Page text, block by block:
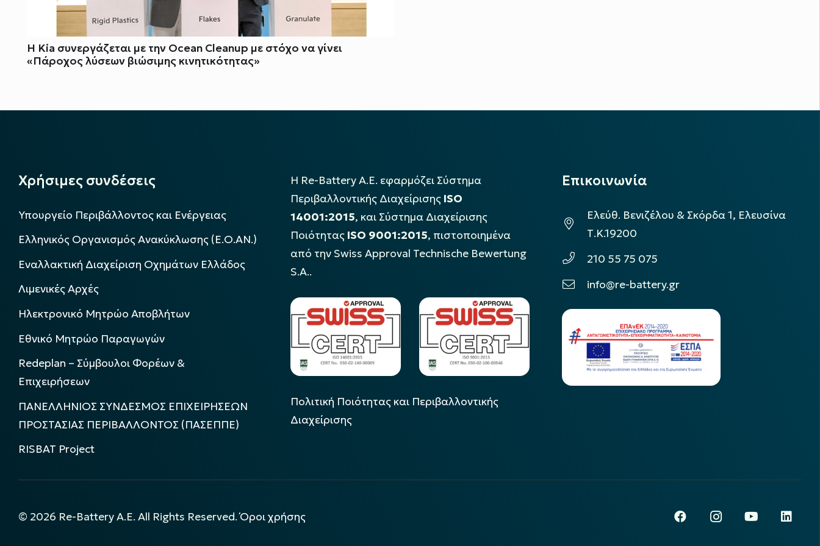
Η Kia συνεργάζεται με την Ocean Cleanup με στόχο να γίνει
«Πάροχος λύσεων βιώσιμης κινητικότητας»
Χρήσιμες συνδέσεις
Υπουργείο Περιβάλλοντος και Ενέργειας
Ελληνικός Οργανισμός Ανακύκλωσης (Ε.Ο.ΑΝ.)
Εναλλακτική Διαχείριση Οχημάτων Ελλάδος
Λιμενικές Αρχές
Ηλεκτρονικό Μητρώο Αποβλήτων
Εθνικό Μητρώο Παραγωγών
Redeplan – Σύμβουλοι Φορέων &
Επιχειρήσεων
ΠΑΝΕΛΛΗΝΙΟΣ ΣΥΝΔΕΣΜΟΣ ΕΠΙΧΕΙΡΗΣΕΩΝ
ΠΡΟΣΤΑΣΙΑΣ ΠΕΡΙΒΑΛΛΟΝΤΟΣ (ΠΑΣΕΠΠΕ)
RISBAT Project
Η Re-Battery Α.Ε. εφαρμόζει Σύστημα
Περιβαλλοντικής Διαχείρισης ISO
14001:2015, και Σύστημα Διαχείρισης
Ποιότητας ISO 9001:2015, πιστοποιημένα
από την Swiss Approval Technische Bewertung
S.A..
Πολιτική Ποιότητας και Περιβαλλοντικής
Διαχείρισης
Επικοινωνία
Ελεύθ. Βενιζέλου & Σκόρδα 1, Ελευσίνα
Τ.Κ.19200
210 55 75 075
info@re-battery.gr
© 2026 Re-Battery A.E. All Rights Reserved.Όροι χρήσης